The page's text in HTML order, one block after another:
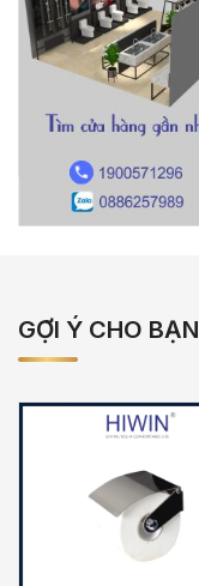
GỢI Ý CHO BẠN